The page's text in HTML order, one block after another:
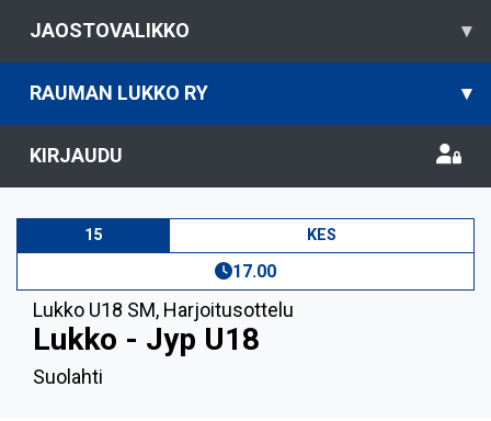
JAOSTOVALIKKO ▾
RAUMAN LUKKO RY ▾
KIRJAUDU
15 KES
17.00
Lukko U18 SM, Harjoitusottelu
Lukko - Jyp U18
Suolahti